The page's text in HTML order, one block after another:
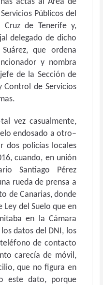
Públicos del
Cruz de Tenerife y,
delegado de dicho
que ordena
y nombra
de la Sección de
Control de Servicios
vez casualmente,
endosado a otro–
dos policías locales
cuando, en unión
Santiago Pérez
rueda de prensa a
de Canarias, donde
del Suelo que en
en la Cámara
datos del DNI, los
de contacto
carecía de móvil,
que no figura en
este dato, porque